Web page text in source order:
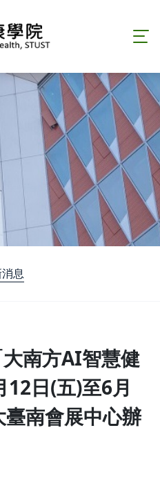
息
大南方AI智慧健
日(五)至6月
南會展中心辦